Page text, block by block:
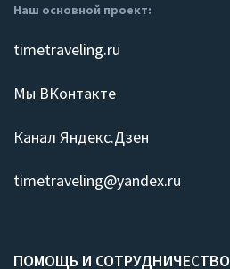
Наш основной проект:
timetraveling.ru
Мы ВКонтакте
Канал Яндекс.Дзен
timetraveling@yandex.ru
ПОМОЩЬ И СОТРУДНИЧЕСТВО